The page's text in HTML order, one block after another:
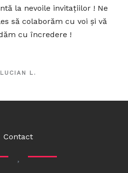
la nevoile invitațiilor ! Ne
să colaborăm cu voi și vă
cu încredere !
LUCIAN L.
Contact